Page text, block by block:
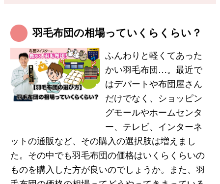
羽毛布団の相場っていくらくらい？
ふんわりと軽くてあった
かい羽毛布団…。最近で
はデパートや布団屋さん
だけでなく、ショッピン
グモールやホームセンタ
ー、テレビ、インターネ
ットの通販など、その購入の選択肢は増えまし
た。その中でも羽毛布団の価格はいくらくらいの
ものを購入した方が良いのでしょうか。また、羽